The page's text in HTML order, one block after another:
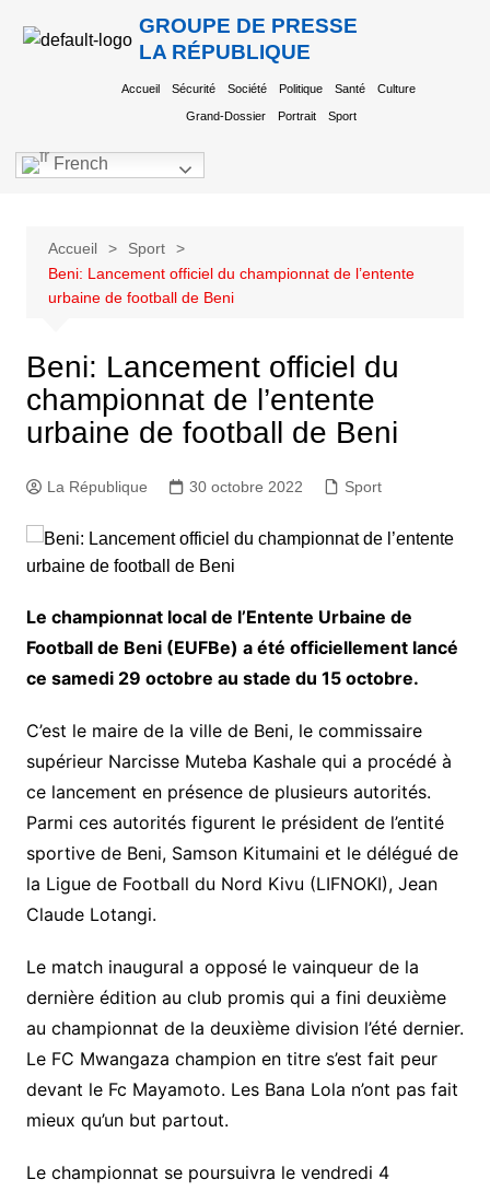
GROUPE DE PRESSE
LA RÉPUBLIQUE
Accueil Sécurité Société Politique Santé Culture
Grand-Dossier Portrait Sport
French
Accueil
Sport
Beni: Lancement officiel du championnat de l’entente
urbaine de football de Beni
Beni: Lancement officiel du
championnat de l’entente
urbaine de football de Beni
La République 30 octobre 2022 Sport
Le championnat local de l’Entente Urbaine de
Football de Beni (EUFBe) a été officiellement lancé
ce samedi 29 octobre au stade du 15 octobre.
C’est le maire de la ville de Beni, le commissaire
supérieur Narcisse Muteba Kashale qui a procédé à
ce lancement en présence de plusieurs autorités.
Parmi ces autorités figurent le président de l’entité
sportive de Beni, Samson Kitumaini et le délégué de
la Ligue de Football du Nord Kivu (LIFNOKI), Jean
Claude Lotangi.
Le match inaugural a opposé le vainqueur de la
dernière édition au club promis qui a fini deuxième
au championnat de la deuxième division l’été dernier.
Le FC Mwangaza champion en titre s’est fait peur
devant le Fc Mayamoto. Les Bana Lola n’ont pas fait
mieux qu’un but partout.
Le championnat se poursuivra le vendredi 4